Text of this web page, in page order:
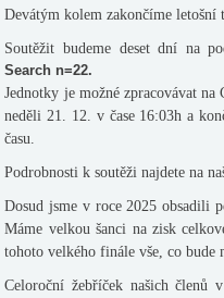
Devátým kolem zakončíme
Soutěžit budeme deset dní na
Search n=22.
Jednotky je možné zpracovávat na
neděli 21. 12. v čase 16:03h a
času.
Podrobnosti k soutěži najdete na
Dosud jsme v roce 2025 obsadili
Máme velkou šanci na zisk
tohoto velkého finále vše, co bude
Celoroční žebříček našich členů